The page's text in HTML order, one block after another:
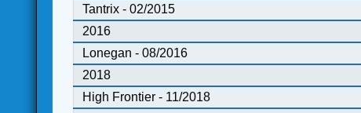
Tantrix - 02/2015
2016
Lonegan - 08/2016
2018
High Frontier - 11/2018